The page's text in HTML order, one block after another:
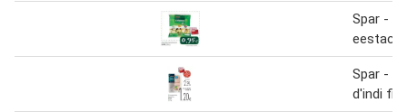
Spar -
Spar -
d'indi